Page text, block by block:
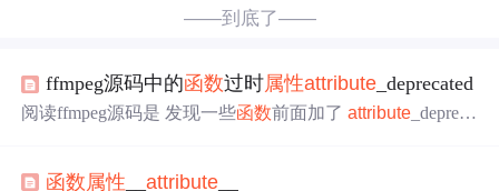
——到底了——
ffmpeg源码中的函数过时属性attribute _deprecated
阅读ffmpeg源码是 发现一些函数前面加了attribute _depreca
下定义： 83 #ifndefattribute
函数 属性 __attribute